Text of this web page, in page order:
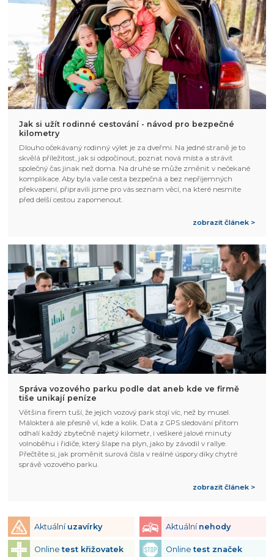
Jak si užít rodinné cestování - návod pro bezpečné
kilometry
Dlouho očekávaný rodinný výlet je za dveřmi. Na jedné straně je to
skvělá příležitost, jak si odpočinout, poznat nová místa a strávit
společný čas jinak než doma. Na druhé se může změnit v nečekané
komplikace. Aby byla vaše cesta bezpečná a bez nepříjemných
překvapení, připravili jsme pro vás seznam věcí, na které nesmíte
před delší cestou zapomenout.
zobrazit článek >
Správa vozového parku podle dat aneb kde ve firmě
tiše unikají peníze
Většina firem tuší, že jejich vozový park stojí víc, než by musel.
Málokterá ale přesně ví, kde a kolik. Data z GPS sledování přitom
odhalí každý zbytečně najetý kilometr, i veškeré jalové minuty
volnoběhu i řidiče, který šlape na plyn, jako by závodil v rallye.
Přečtěte si, jak proměnit surová čísla v reálné úspory díky chytré
správě vozového parku.
zobrazit článek >
Aktuální uzavírky Aktuální nehody
Onlinetest křižovatek Onlinetest značek